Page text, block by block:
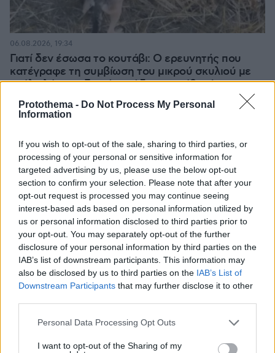
Protothema - Do Not Process My Personal
Information
If you wish to opt-out of the sale, sharing to third parties, or
processing of your personal or sensitive information for
targeted advertising by us, please use the below opt-out
section to confirm your selection. Please note that after your
opt-out request is processed you may continue seeing
interest-based ads based on personal information utilized by
us or personal information disclosed to third parties prior to
your opt-out. You may separately opt-out of the further
disclosure of your personal information by third parties on the
IAB’s list of downstream participants. This information may
also be disclosed by us to third parties on the IAB’s List of
Downstream Participants that may further disclose it to other
Please note that this website/app uses one or more Google
not limited to your visit or usage behaviour. You may click to
Personal Data Processing Opt Outs
I want to opt-out of the Sharing of my
Γιατί δεν έσωσα το κουτάβι: Ο ερευνητής που
κατέγραφε τη συμβίωση του μικρού σκυλιού με
αγέλη λύκων εξηγεί γιατί δεν επενέβη, όταν το
είδε άρρωστο
06.08.2026, 19:34
μητέρα στα Μάλια: Βούτηξε για να
βοηθήσει τη φίλη της και πνίγηκε, τα
παιδιά φώναζαν για βοήθεια
Γιώργος Παράσχος: Χαμογελαστός,
δίνει τη μάχη του με τον καρκίνο,
μπήκε στο νοσοκομείο για νέα
θεραπεία
Αριστοτέλης Δαμίγος: Σε κλίμα